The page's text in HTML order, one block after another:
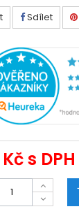
Sdílet
s DPH